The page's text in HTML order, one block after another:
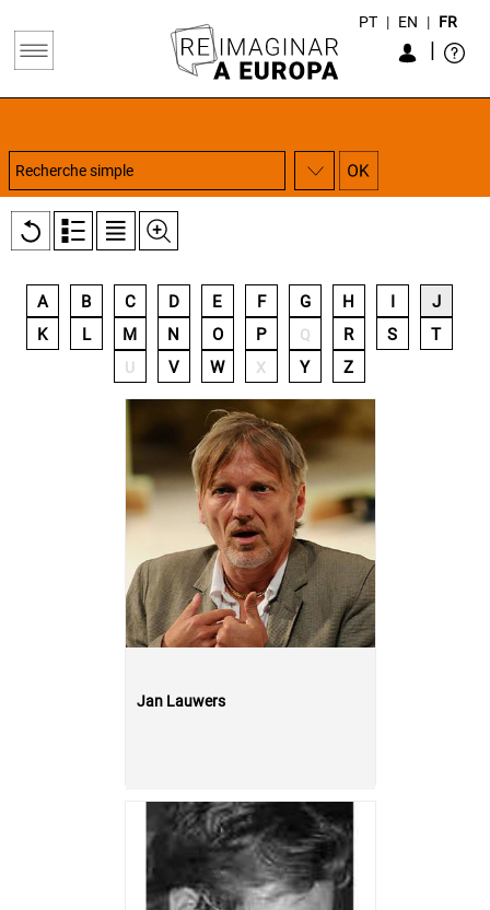
|
PT | EN | FR
A B C D E F G H
J
K
L M N O P Q R S T
U V W X Y Z
Jan Lauwers